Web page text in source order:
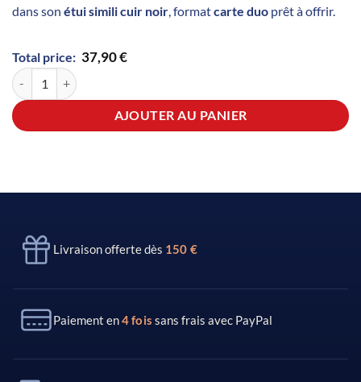
dans son étui simili cuir noir, formatcarte duo prêt à offrir.
Total price: 37,90€
quantité de Couteau L’Authentique Nature Champignon et son Étui by
AJOUTER AU PANIER
Livraison offerte dès 150 €
Paiement en4 fois sans frais avec PayPal